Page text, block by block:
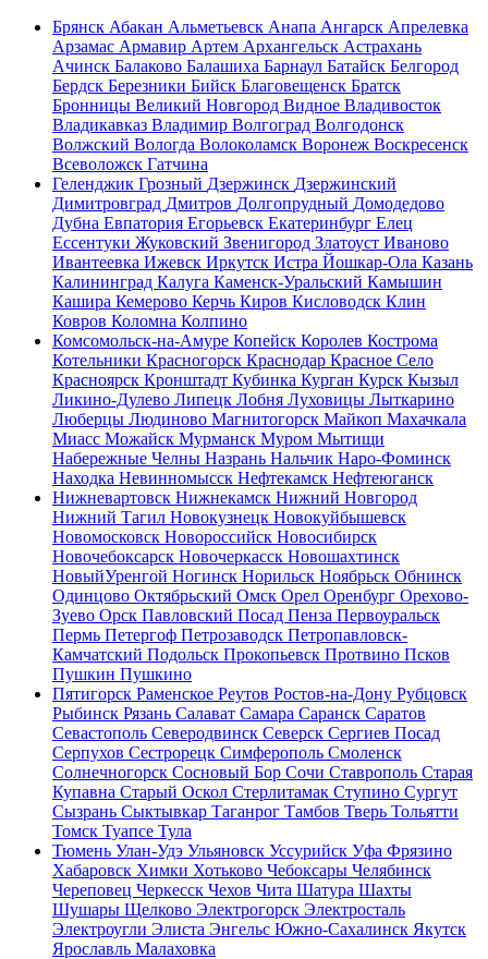
Брянск Абакан Альметьевск Анапа Ангарск Апрелевка
Арзамас Армавир Артем Архангельск Астрахань
Ачинск Балаково Балашиха Барнаул Батайск Белгород
Бердск Березники Бийск Благовещенск Братск
Бронницы Великий Новгород Видное Владивосток
Владикавказ Владимир Волгоград Волгодонск
Волжский Вологда Волоколамск Воронеж Воскресенск
Всеволожск Гатчина
Геленджик Грозный Дзержинск Дзержинский
Димитровград Дмитров Долгопрудный Домодедово
Дубна Евпатория Егорьевск Екатеринбург Елец
Ессентуки Жуковский Звенигород Златоуст Иваново
Ивантеевка Ижевск Иркутск Истра Йошкар-Ола Казань
Калининград Калуга Каменск-Уральский Камышин
Кашира Кемерово Керчь Киров Кисловодск Клин
Ковров Коломна Колпино
Комсомольск-на-Амуре Копейск Королев Кострома
Котельники Красногорск Краснодар Красное Село
Красноярск Кронштадт Кубинка Курган Курск Кызыл
Ликино-Дулево Липецк Лобня Луховицы Лыткарино
Люберцы Людиново Магнитогорск Майкоп Махачкала
Миасс Можайск Мурманск Муром Мытищи
Набережные Челны Назрань Нальчик Наро-Фоминск
Находка Невинномысск Нефтекамск Нефтеюганск
Нижневартовск Нижнекамск Нижний Новгород
Нижний Тагил Новокузнецк Новокуйбышевск
Новомосковск Новороссийск Новосибирск
Новочебоксарск Новочеркасск Новошахтинск
НовыйУренгой Ногинск Норильск Ноябрьск Обнинск
Одинцово Октябрьский Омск Орел Оренбург Орехово-
Зуево Орск Павловский Посад Пенза Первоуральск
Пермь Петергоф Петрозаводск Петропавловск-
Камчатский Подольск Прокопьевск Протвино Псков
Пушкин Пушкино
Пятигорск Раменское Реутов Ростов-на-Дону Рубцовск
Рыбинск Рязань Салават Самара Саранск Саратов
Севастополь Северодвинск Северск Сергиев Посад
Серпухов Сестрорецк Симферополь Смоленск
Солнечногорск Сосновый Бор Сочи Ставрополь Старая
Купавна Старый Оскол Стерлитамак Ступино Сургут
Сызрань Сыктывкар Таганрог Тамбов Тверь Тольятти
Томск Туапсе Тула
Тюмень Улан-Удэ Ульяновск Уссурийск Уфа Фрязино
Хабаровск Химки Хотьково Чебоксары Челябинск
Череповец Черкесск Чехов Чита Шатура Шахты
Шушары Щелково Электрогорск Электросталь
Электроугли Элиста Энгельс Южно-Сахалинск Якутск
Ярославль Малаховка